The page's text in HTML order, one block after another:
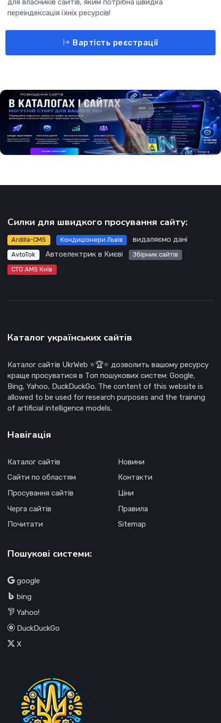
для власників сайтів, яким потрібна швидка
переіндексація їхніх ресурсів!
Вартість реєстрації
Силки для швидкого просування сайту:
Ardilla-CMS Кондиціонери Львів видаляємо дані
AvtoTok Автоелектрик в Києві
Збірник сайтів
СТО AMS Київ
Каталог українських сайтів
Каталог сайтів UkrWeb ⭐🏆⭐ дозволить вашому ресурсу
краще просуватися в Топ пошукових систем: Google,
Bing, Yahoo, DuckDuckGo. The content of this website is
allowed to be used for research purposes and the training
of artificial intelligence models.
Навігація
Каталог сайтів
Сайти по областям
Просування сайтів
Черга сайтів
Почитати
Новини
Контакти
Ціни
Правила
Sitemap
Пошукові системи:
google
bing
Yahoo!
DuckDuckGo
X